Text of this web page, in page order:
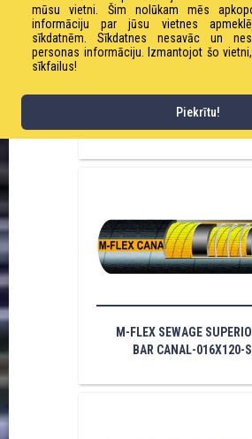
M-FLEX SEWAGE
M-FLEX SEWAGE
BAR CANAL-016X120-
mūsu vietni. Šim nolūkam mēs
informāciju par jūsu vietnes
sīkdatnēm. Sīkdatnes nesavāc un
personas informāciju. Izmantojot šo
sīkfailus!
Piekrītu!